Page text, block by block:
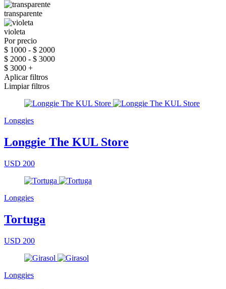
transparente
violeta
Por precio
$ 1000 - $ 2000
$ 2000 - $ 3000
$ 3000 +
Aplicar filtros
Limpiar filtros
Longgies
Longgie The KUL Store
USD 200
Longgies
Tortuga
USD 200
Longgies